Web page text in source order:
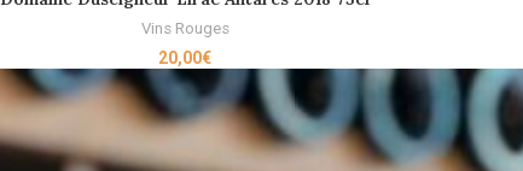
Vins Rouges
20,00€